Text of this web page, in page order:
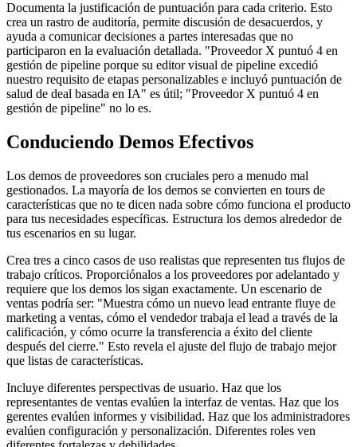
Documenta la justificación de puntuación para cada criterio. Esto
crea un rastro de auditoría, permite discusión de desacuerdos, y
ayuda a comunicar decisiones a partes interesadas que no
participaron en la evaluación detallada. "Proveedor X puntuó 4 en
gestión de pipeline porque su editor visual de pipeline excedió
nuestro requisito de etapas personalizables e incluyó puntuación de
salud de deal basada en IA" es útil; "Proveedor X puntuó 4 en
gestión de pipeline" no lo es.
Conduciendo Demos Efectivos
Los demos de proveedores son cruciales pero a menudo mal
gestionados. La mayoría de los demos se convierten en tours de
características que no te dicen nada sobre cómo funciona el producto
para tus necesidades específicas. Estructura los demos alrededor de
tus escenarios en su lugar.
Crea tres a cinco casos de uso realistas que representen tus flujos de
trabajo críticos. Proporciónalos a los proveedores por adelantado y
requiere que los demos los sigan exactamente. Un escenario de
ventas podría ser: "Muestra cómo un nuevo lead entrante fluye de
marketing a ventas, cómo el vendedor trabaja el lead a través de la
calificación, y cómo ocurre la transferencia a éxito del cliente
después del cierre." Esto revela el ajuste del flujo de trabajo mejor
que listas de características.
Incluye diferentes perspectivas de usuario. Haz que los
representantes de ventas evalúen la interfaz de ventas. Haz que los
gerentes evalúen informes y visibilidad. Haz que los administradores
evalúen configuración y personalización. Diferentes roles ven